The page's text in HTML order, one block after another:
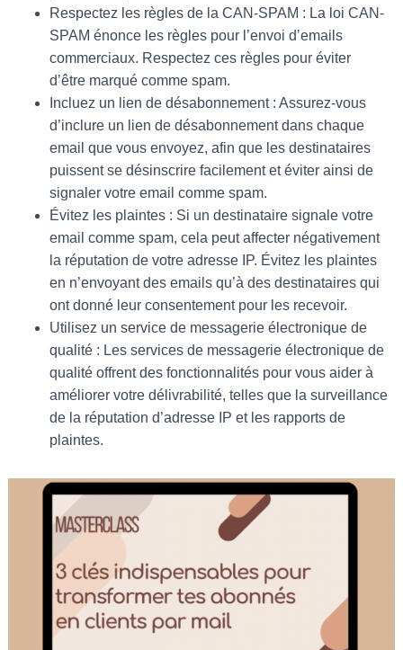
Respectez les règles de la CAN-SPAM : La loi CAN-
SPAM énonce les règles pour l’envoi d’emails
commerciaux. Respectez ces règles pour éviter
d’être marqué comme spam.
Incluez un lien de désabonnement : Assurez-vous
d’inclure un lien de désabonnement dans chaque
email que vous envoyez, afin que les destinataires
puissent se désinscrire facilement et éviter ainsi de
signaler votre email comme spam.
Évitez les plaintes : Si un destinataire signale votre
email comme spam, cela peut affecter négativement
la réputation de votre adresse IP. Évitez les plaintes
en n’envoyant des emails qu’à des destinataires qui
ont donné leur consentement pour les recevoir.
Utilisez un service de messagerie électronique de
qualité : Les services de messagerie électronique de
qualité offrent des fonctionnalités pour vous aider à
améliorer votre délivrabilité, telles que la surveillance
de la réputation d’adresse IP et les rapports de
plaintes.